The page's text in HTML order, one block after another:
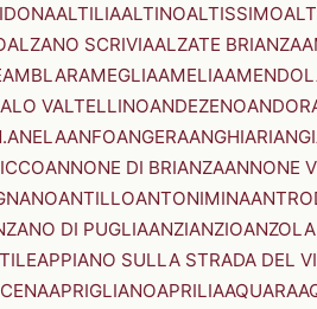
ALTILIAALTINOALTISSIMO
ALZANO SCRIVIAALZATE BRIANZA
AMBLARAMEGLIAAMELIA
VALTELLINOANDEZENO
ANELAANFOANGERAANGHIARI
ANNONE DI BRIANZAANNONE
ANTILLOANTONIMINA
DI PUGLIAANZIANZIO
APPIANO SULLA STRADA DEL
APRIGLIANOAPRILIAAQUARA